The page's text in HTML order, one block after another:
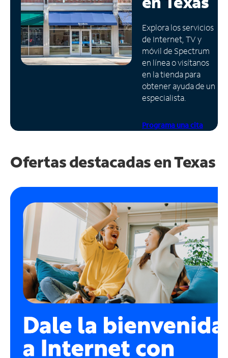
Administrar
cuenta
Encuentra
una
tienda
Explora los servicios
de Internet, TV y
móvil de Spectrum
en línea o visítanos
en la tienda para
obtener ayuda de un
especialista.
Programa una cita
Ofertas destacadas enTexas